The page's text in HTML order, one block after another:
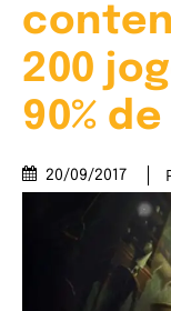
200
90%
20/09/2017